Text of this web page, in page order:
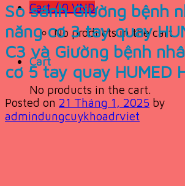
Cart /0 VND
No products in the cart.
Cart
No products in the cart.
So sánh Giường bệnh
năng cơ 3 tay quay
C3 và Giường bệnh
cơ 5 tay quay HUMED
Posted on 21 Tháng 1, 2025 by
admindungcuykhoadrviet